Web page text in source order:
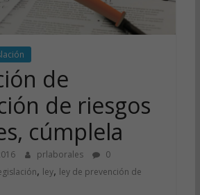
de
de riesgos
cúmplela
prlaborales
0
, ley, ley de prevención de